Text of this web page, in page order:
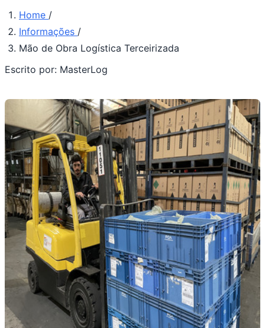
Home /
Informações /
Mão de Obra Logística Terceirizada
Escrito por: MasterLog